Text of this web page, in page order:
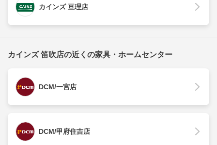
カインズ 亘理店
カインズ 笛吹店の近くの家具・ホームセンター
DCM/一宮店
DCM/甲府住吉店